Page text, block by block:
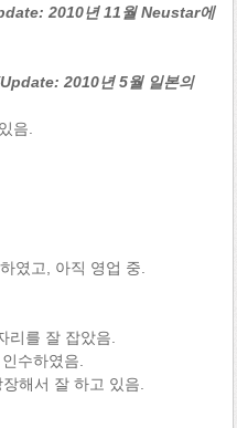
2010년 11월 Neustar에
2010년 5월 일본의
음.
였고, 아직 영업 중.
리를 잘 잡았음.
수하였음.
해서 잘 하고 있음.